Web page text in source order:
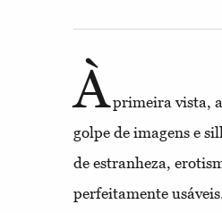
Àprimeira vista, a
golpe de imagens e
de estranheza,
perfeitamente